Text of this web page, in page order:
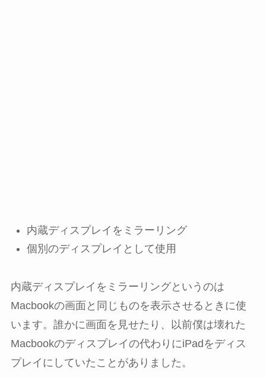
内蔵ディスプレイをミラーリング
個別のディスプレイとして使用
内蔵ディスプレイをミラーリングというのは
Macbookの画面と同じものを表示させるときに使
います。誰かに画面を見せたり、以前僕は壊れた
Macbookのディスプレイの代わりにiPadをディス
プレイにしていたことがありました。